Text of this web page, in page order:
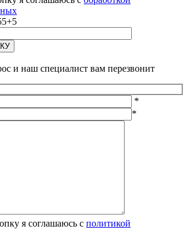
и наш специалист вам перезвонит
*
*
я соглашаюсь с политикой